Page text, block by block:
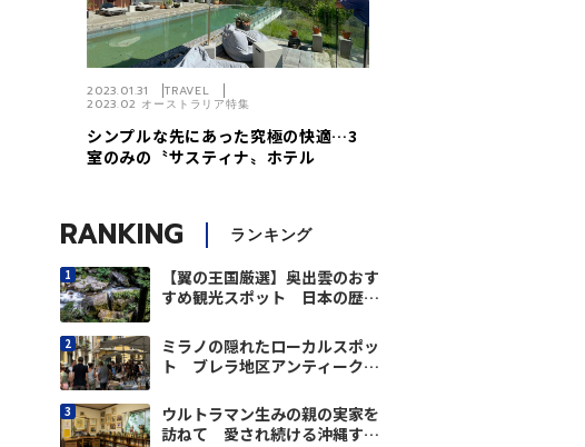
シンプルな先にあった究極の快適…3
室のみの〝サスティナ〟ホテル
2023.01.31
TRAVEL
2023.02 オーストラリア特集
RANKING ランキング
【翼の王国厳選】奥出雲のおす
すめ観光スポット 日本の歴史
ミラノの隠れたローカルスポッ
ト ブレラ地区アンティーク
ウルトラマン生みの親の実家を
訪ねて 愛され続ける沖縄すき